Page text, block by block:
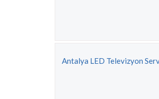
Antalya LED Televizyon